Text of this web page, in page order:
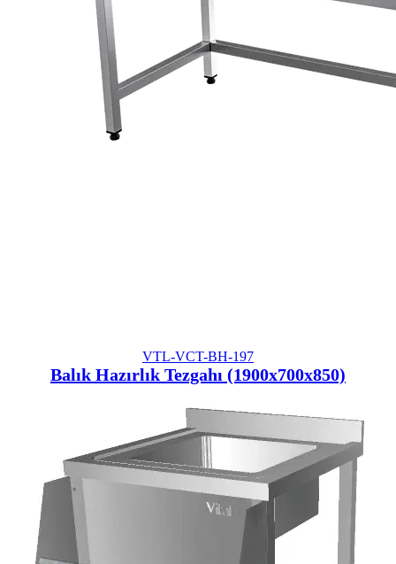
VTL-VCT-BH-197
Balık Hazırlık Tezgahı (1900x700x850)